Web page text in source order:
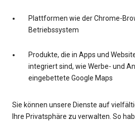
Plattformen wie der Chrome-
Betriebssystem
Produkte, die in Apps und
integriert sind, wie Werbe- und
eingebettete Google Maps
Sie können unsere Dienste auf
Ihre Privatsphäre zu verwalten. So